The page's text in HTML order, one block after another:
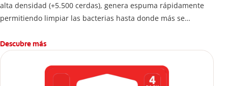
alta densidad (+5.500 cerdas), genera espuma rápidamente
permitiendo limpiar las bacterias hasta donde más se
Descubre más